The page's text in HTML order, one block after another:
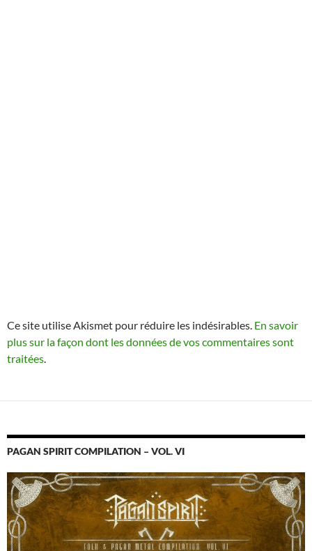
Ce site utilise Akismet pour réduire les indésirables. En savoir
plus sur la façon dont les données de vos commentaires sont
traitées.
PAGAN SPIRIT COMPILATION – VOL. VI